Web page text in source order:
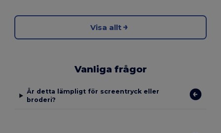
Visa allt
Vanliga frågor
Är detta lämpligt för screentryck eller
broderi?